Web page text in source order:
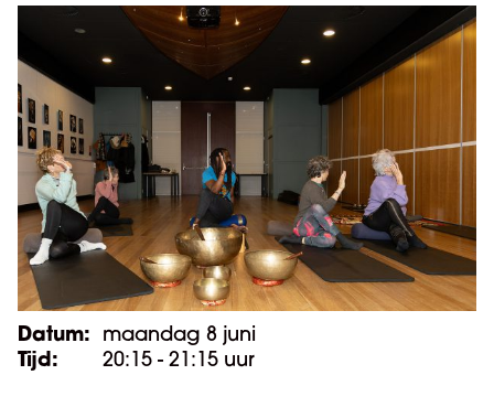
Datum: maandag 8 juni
Tijd: 20:15 - 21:15 uur